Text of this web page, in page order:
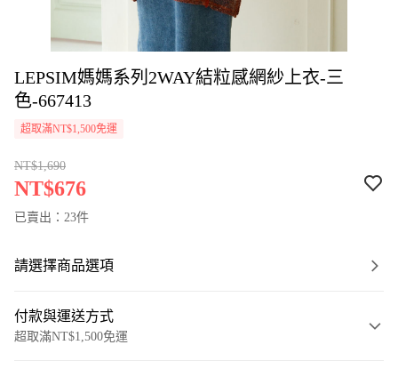
LEPSIM媽媽系列2WAY結粒感網紗上衣-三
色-667413
超取滿NT$1,500免運
NT$1,690
NT$676
已賣出：23件
請選擇商品選項
付款與運送方式
超取滿NT$1,500免運